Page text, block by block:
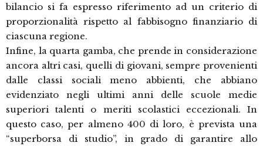
bilancio si fa espresso riferimento ad un criterio di
proporzionalità rispetto al fabbisogno finanziario di
ciascuna regione.
Infine, la quarta gamba, che prende in considerazione
ancora altri casi, quelli di giovani, sempre provenienti
dalle classi sociali meno abbienti, che abbiano
evidenziato negli ultimi anni delle scuole medie
superiori talenti o meriti scolastici eccezionali. In
questo caso, per almeno 400 di loro, è prevista una
“superborsa di studio”, in grado di garantire allo